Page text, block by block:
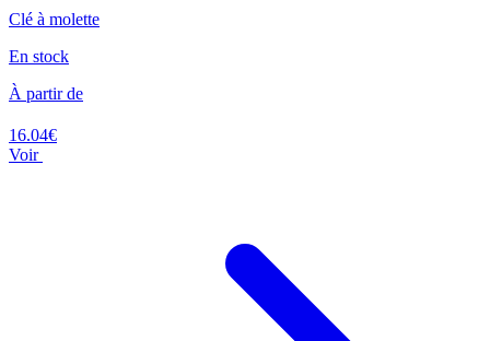
Clé à molette
En stock
À partir de
16.04€
Voir